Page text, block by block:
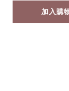
加入購